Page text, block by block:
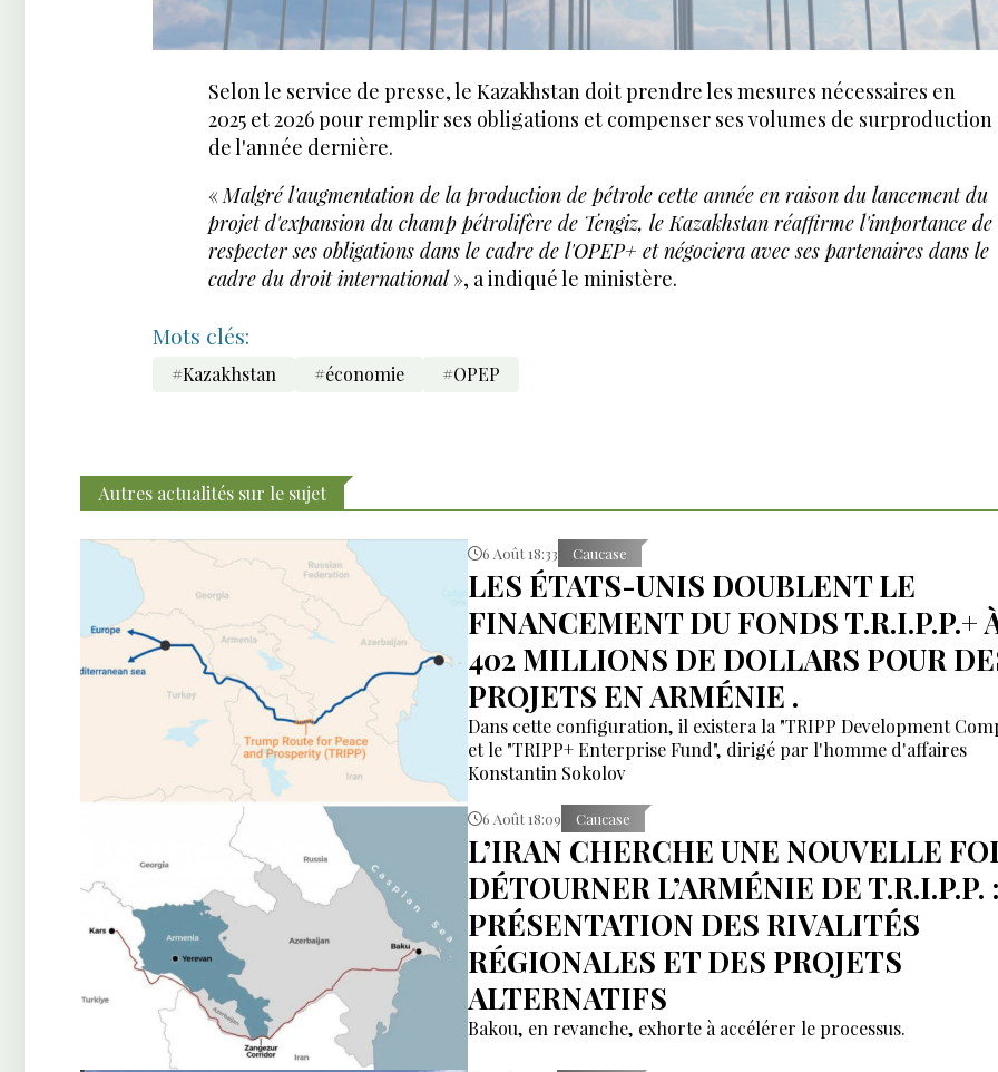
Selon le service de presse, le Kazakhstan doit prendre les mesures nécessaires en
2025 et 2026 pour remplir ses obligations et compenser ses volumes de surproduction
de l'année dernière.
«Malgré l'augmentation de la production de pétrole cette année en raison du lancement du
projet d'expansion du champ pétrolifère de Tengiz, le Kazakhstan réaffirme l'importance de
respecter ses obligations dans le cadre de l'OPEP+ et négociera avec ses partenaires dans le
cadre du droit international», a indiqué le ministère.
Mots clés:
#Kazakhstan #économie #OPEP
Autres actualités sur le sujet
6 Août 18:33 Caucase
LES ÉTATS-UNIS DOUBLENT LE
FINANCEMENT DU FONDS T.R.I.P.P.+
402 MILLIONS DE DOLLARS POUR
PROJETS EN ARMÉNIE .
Dans cette configuration, il existera la "TRIPP Development
et le "TRIPP+ Enterprise Fund", dirigé par l'homme d'affaires
Konstantin Sokolov
6 Août 18:09 Caucase
L’IRAN CHERCHE UNE NOUVELLE
DÉTOURNER L’ARMÉNIE DE T.R.I.P.P. :
PRÉSENTATION DES RIVALITÉS
RÉGIONALES ET DES PROJETS
ALTERNATIFS
Bakou, en revanche, exhorte à accélérer le processus.